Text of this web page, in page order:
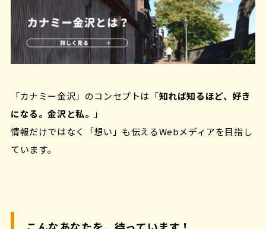
「カナミー金沢」のコンセプトは「知れば知るほど、好き
になる。金沢と私。
」
情報だけではなく「想い」も伝えるWebメディアを目指し
ています。